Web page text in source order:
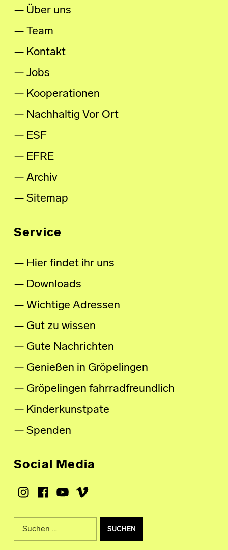
Über uns
Team
Kontakt
Jobs
Kooperationen
Nachhaltig Vor Ort
ESF
EFRE
Archiv
Sitemap
Service
Hier findet ihr uns
Downloads
Wichtige Adressen
Gut zu wissen
Gute Nachrichten
Genießen in Gröpelingen
Gröpelingen fahrradfreundlich
Kinderkunstpate
Spenden
Social Media
Instagram
Facebook
Youtube
Vimeo
Suche nach: